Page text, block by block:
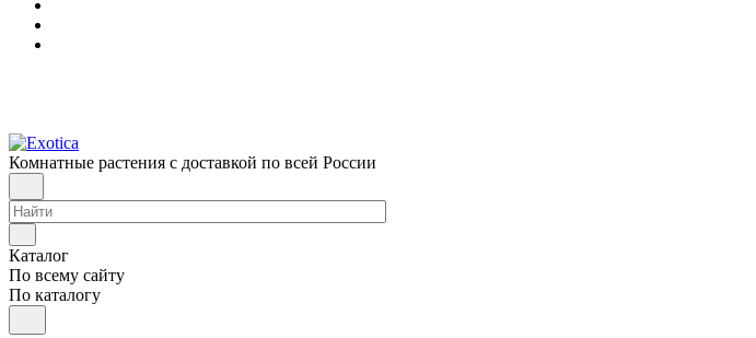
Комнатные растения с доставкой по всей России
Каталог
По всему сайту
По каталогу